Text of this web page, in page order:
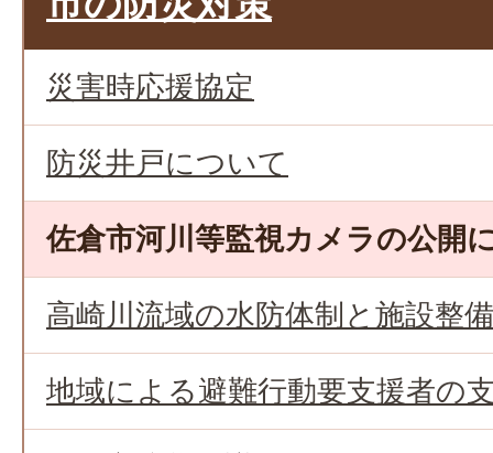
災害時応援協定
防災井戸について
佐倉市河川等監視カメラの公開
高崎川流域の水防体制と施設整
地域による避難行動要支援者の